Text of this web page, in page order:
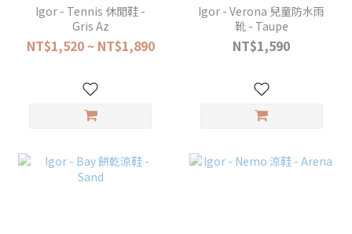
Igor - Tennis 休閒鞋 -
Gris Az
NT$1,520 ~ NT$1,890
Igor - Verona 兒童防水雨
靴 - Taupe
NT$1,590